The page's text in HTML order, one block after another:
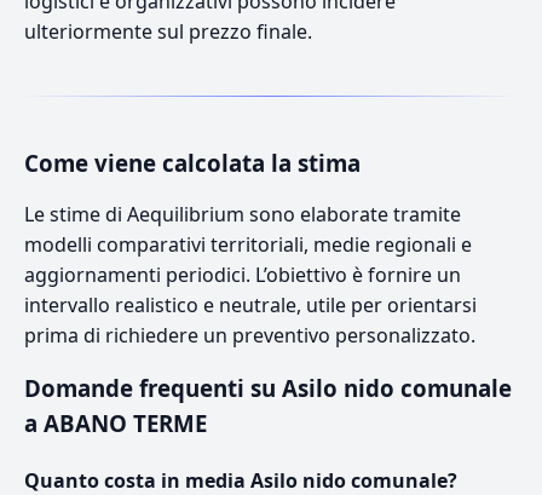
ulteriormente sul prezzo finale.
Come viene calcolata la stima
Le stime di Aequilibrium sono elaborate tramite
modelli comparativi territoriali, medie regionali e
aggiornamenti periodici. L’obiettivo è fornire un
intervallo realistico e neutrale, utile per orientarsi
prima di richiedere un preventivo personalizzato.
Domande frequenti su Asilo nido comunale
a ABANO TERME
Quanto costa in media Asilo nido comunale?